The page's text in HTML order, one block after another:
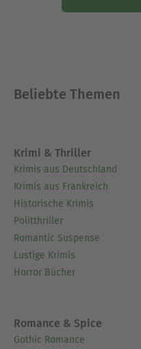
Beliebte Themen
Krimi & Thriller
Krimis aus Deutschland
Krimis aus Frankreich
Historische Krimis
Politthriller
Romantic Suspense
Lustige Krimis
Horror Bücher
Romance & Spice
Gothic Romance